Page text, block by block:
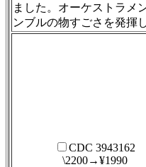
ました。オーケストラメ
ンブルの物すごさを発揮
CDC 3943162
\2200→¥1990